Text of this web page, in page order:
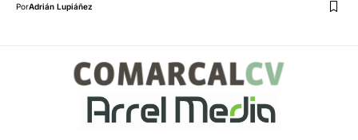
PorAdrián Lupiáñez